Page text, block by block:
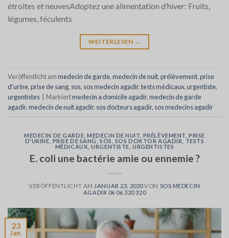
étroites et neuvesAdoptez une alimentation d’hiver: Fruits,
légumes, féculents
WEITERLESEN →
Veröffentlicht ammedecin de garde,medecin de nuit,prélèvement,prise
d'urine,prise de sang, sos, sos medecin agadir,tests médicaux,urgentiste,
urgentistes
Markiertmedecin a domicile agadir,medecin de garde
agadir,medecin de nuit agadir, sos docteurs agadir, sos medecins agadir
MEDECIN DE GARDE ,MEDECIN DE NUIT PRÉLÈVEMENT ,PRISE
D'URINE PRISE DE SANG ,SOS SOS DOKTOR AGADIR
TESTS
MÉDICAUX ,URGENTISTE ,URGENTISTES
E. coli une bactérie amie ou ennemie ?
VERÖFFENTLICHT AM JANUAR 23, 2020VON SOS MEDECIN
AGADIR 06 06 320 320
23
Jan.